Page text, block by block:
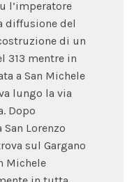
l’imperatore
diffusione del
di un
313 mentre in
a San Michele
lungo la via
Dopo
Lorenzo
sul Gargano
Michele